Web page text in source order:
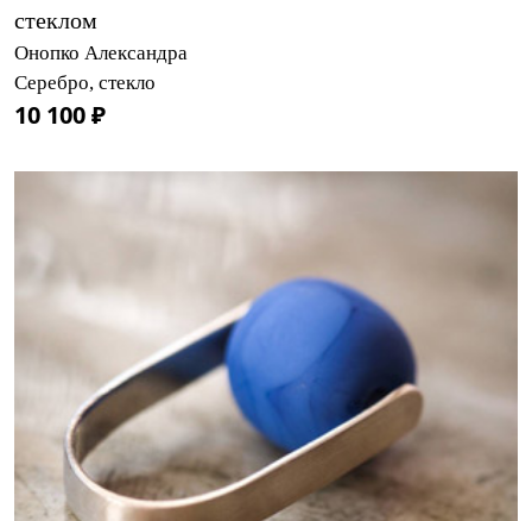
стеклом
Онопко Александра
Серебро, стекло
10 100 ₽